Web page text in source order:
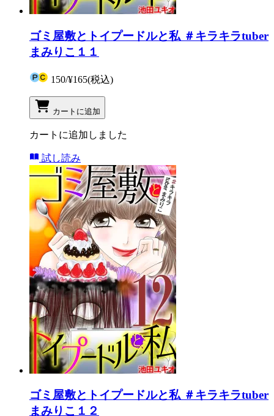
ゴミ屋敷とトイプードルと私 ＃キラキラtuber
まみりこ１１
150/¥165(税込)
カートに追加
カートに追加しました
試し読み
ゴミ屋敷とトイプードルと私 ＃キラキラtuber
まみりこ１２